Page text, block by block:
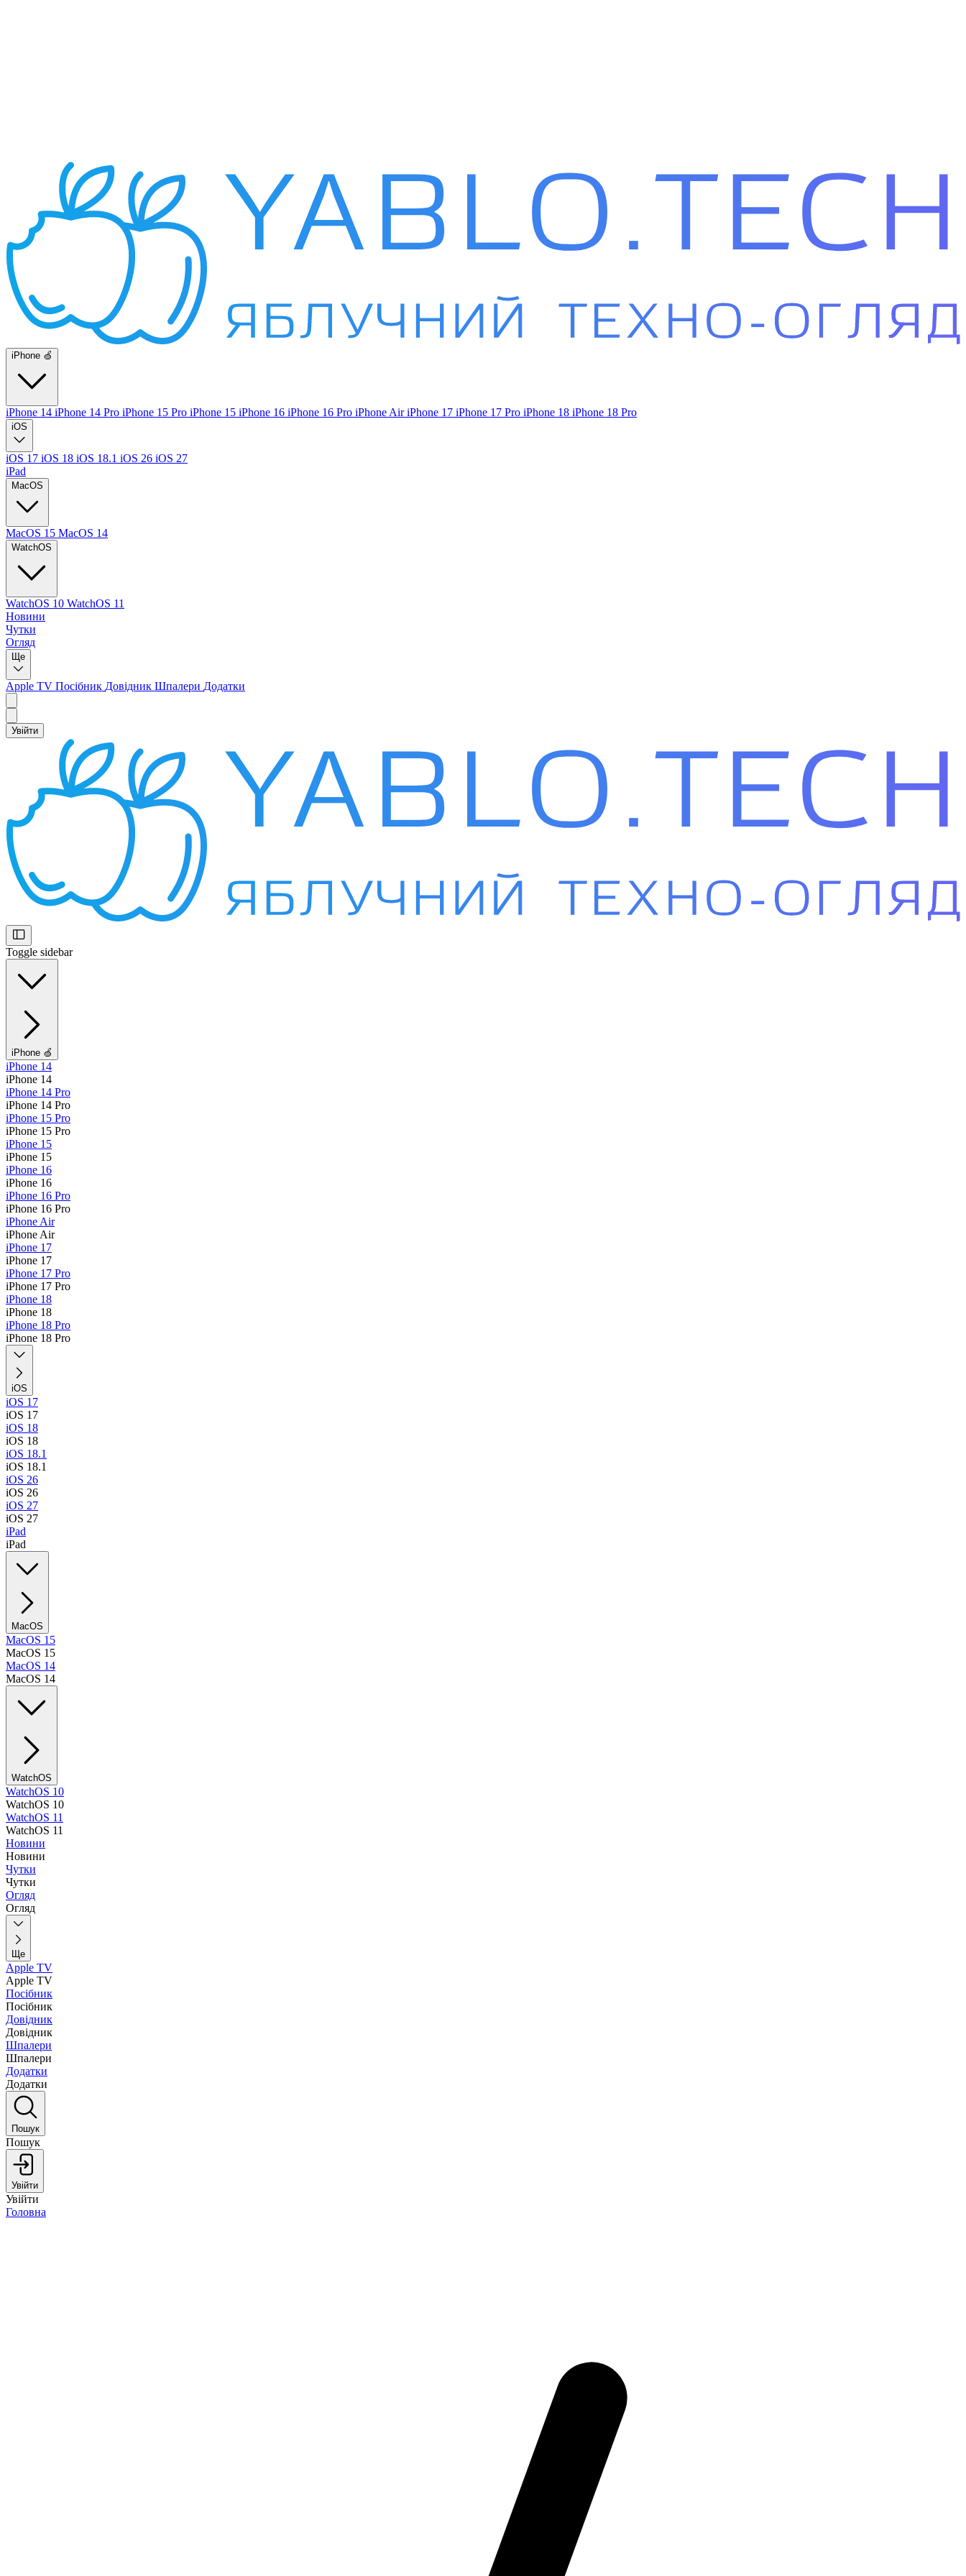
iPhone 🍏
iPhone 14 iPhone 14 Pro iPhone 15 Pro iPhone 15 iPhone 16 iPhone 16 Pro iPhone AiriPhone 17 iPhone 17 Pro iPhone 18 iPhone 18 Pro
iOS
iOS 17 iOS 18 iOS 18.1 iOS 26 iOS 27
iPad
MacOS
MacOS 15 MacOS 14
WatchOS
WatchOS 10 WatchOS 11
Новини
Чутки
Огляд
Ще
Apple TV Посібник Довідник Шпалери Додатки
Увійти
Toggle sidebar
iPhone 🍏
iPhone 14
iPhone 14
iPhone 14 Pro
iPhone 14 Pro
iPhone 15 Pro
iPhone 15 Pro
iPhone 15
iPhone 15
iPhone 16
iPhone 16
iPhone 16 Pro
iPhone 16 Pro
iPhone Air
iPhone Air
iPhone 17
iPhone 17
iPhone 17 Pro
iPhone 17 Pro
iPhone 18
iPhone 18
iPhone 18 Pro
iPhone 18 Pro
iOS
iOS 17
iOS 17
iOS 18
iOS 18
iOS 18.1
iOS 18.1
iOS 26
iOS 26
iOS 27
iOS 27
iPad
iPad
MacOS
MacOS 15
MacOS 15
MacOS 14
MacOS 14
WatchOS
WatchOS 10
WatchOS 10
WatchOS 11
WatchOS 11
Новини
Новини
Чутки
Чутки
Огляд
Огляд
Ще
Apple TV
Apple TV
Посібник
Посібник
Довідник
Довідник
Шпалери
Шпалери
Додатки
Додатки
Пошук
Пошук
Увійти
Увійти
Головна